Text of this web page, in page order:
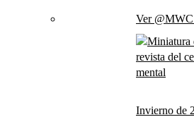
Ver
Invierno de